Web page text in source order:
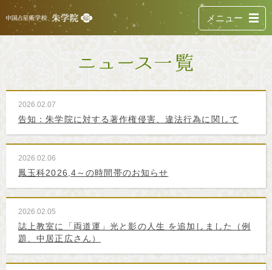
メニュー
2026.02.07
告知：朱学院に対する著作権侵害、違法行為に関して
2026.02.06
鳳玉科2026,4～の時間帯のお知らせ
2026.02.05
誌上教室に「両道運」光と影の人生 を追加しました（例
題、中居正広さん）